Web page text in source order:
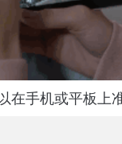
在手机或平板上